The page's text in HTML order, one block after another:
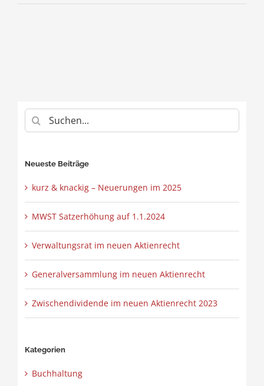
Suche
nach:
Neueste Beiträge
kurz & knackig – Neuerungen im 2025
MWST Satzerhöhung auf 1.1.2024
Verwaltungsrat im neuen Aktienrecht
Generalversammlung im neuen Aktienrecht
Zwischendividende im neuen Aktienrecht 2023
Kategorien
Buchhaltung